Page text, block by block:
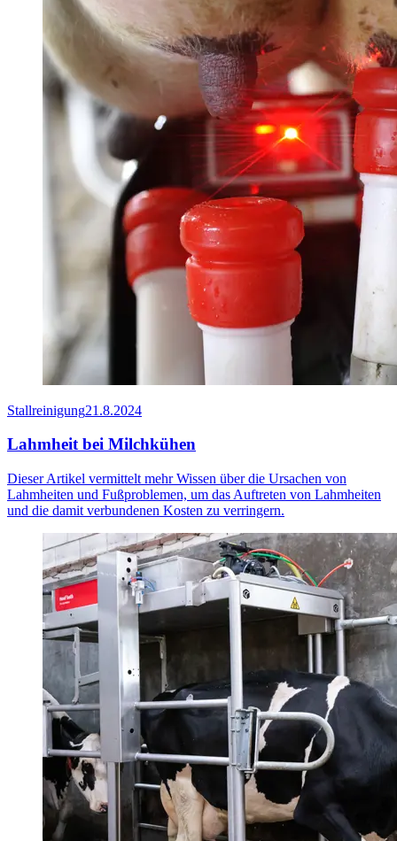
Stallreinigung21.8.2024
Lahmheit bei Milchkühen
Dieser Artikel vermittelt mehr Wissen über die Ursachen von
Lahmheiten und Fußproblemen, um das Auftreten von Lahmheiten
und die damit verbundenen Kosten zu verringern.